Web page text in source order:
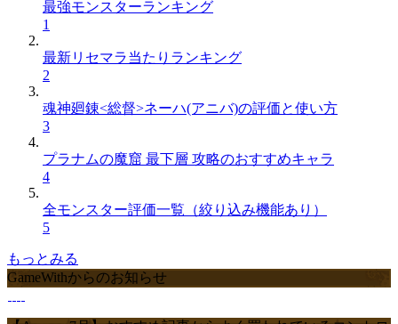
最強モンスターランキング
1
最新リセマラ当たりランキング
2
魂神廻錬<総督>ネーハ(アニバ)の評価と使い方
3
プラナムの魔窟 最下層 攻略のおすすめキャラ
4
全モンスター評価一覧（絞り込み機能あり）
5
もっとみる
GameWithからのお知らせ